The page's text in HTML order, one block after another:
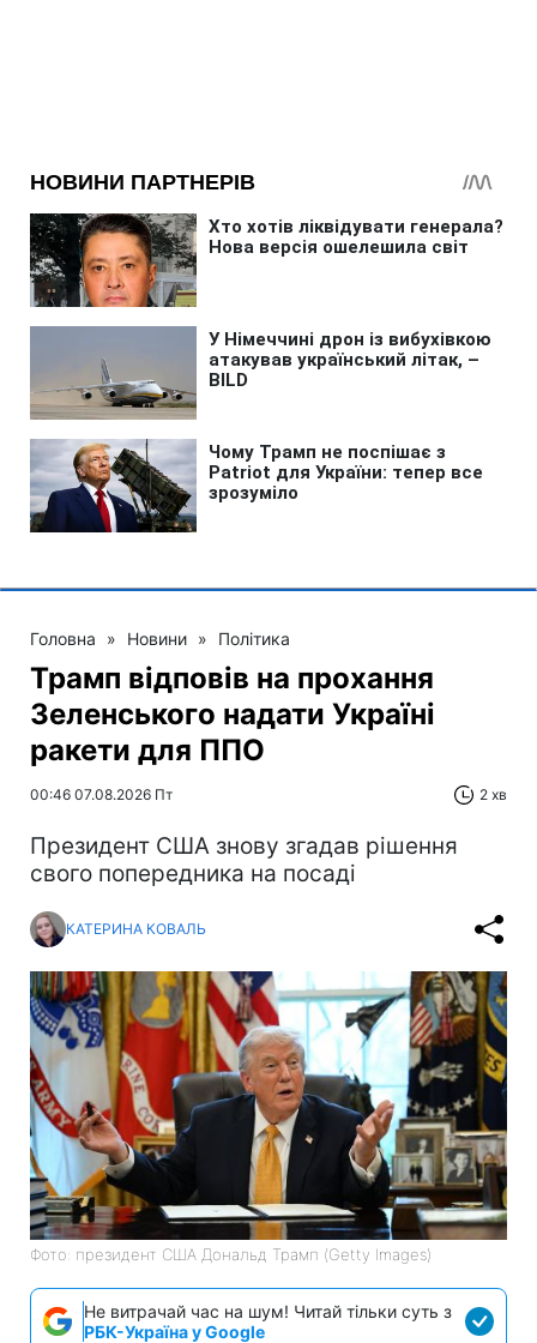
Головна » Новини » Політика
Трамп відповів на прохання
Зеленського надати Україні
ракети для ППО
00:46 07.08.2026 Пт 2 хв
Президент США знову згадав рішення
свого попередника на посаді
КАТЕРИНА КОВАЛЬ
Фото: президент США Дональд Трамп (Getty Images)
Не витрачай час на шум! Читай тільки суть з
РБК-Україна у Google